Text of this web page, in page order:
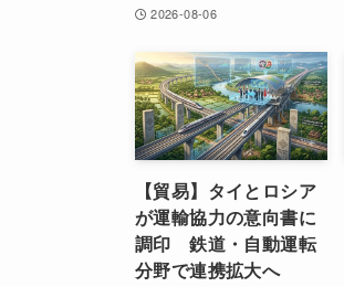
2026-08-06
【貿易】タイとロシア
が運輸協力の意向書に
調印 鉄道・自動運転
分野で連携拡大へ